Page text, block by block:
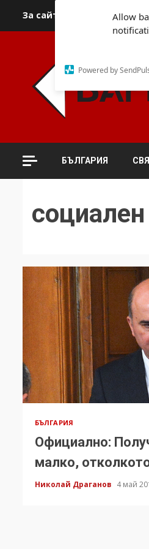
Allow
Powered by
За сайта За
БЪЛГАРИЯ
БЪЛГАРИЯ
Официално:
малко,
Николай Драганов 4 май